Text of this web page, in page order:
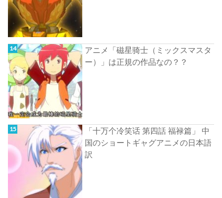
アニメ「磁星骑士（ミックスマスタ
ー）」は正規の作品なの？？
「十万个冷笑话 第四話 福禄篇」 中
国のショートギャグアニメの日本語
訳